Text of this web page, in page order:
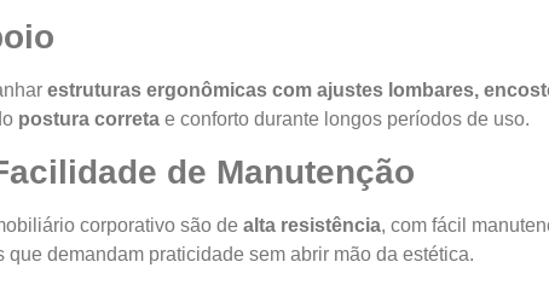
estruturas ergonômicas com ajustes lombares,
postura correta e conforto durante longos períodos de uso.
de Manutenção
corporativo são de alta resistência, com fácil
demandam praticidade sem abrir mão da estética.